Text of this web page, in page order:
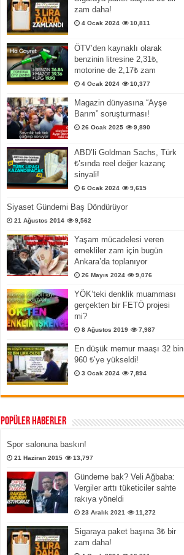
zam daha!
4 Ocak 2024 10,811
ÖTV’den kaynaklı olarak
benzinin litresine 2,31₺,
motorine de 2,17₺ zam
4 Ocak 2024 10,377
Magazin dünyasına “Ayşe
Barım” soruşturması!
26 Ocak 2025 9,890
ABD’li Goldman Sachs, Türk
₺’sında reel değer kazanç
sinyali!
6 Ocak 2024 9,615
Siyaset Gündemi Baş Döndürüyor
21 Ağustos 2014 9,562
Yaşam mücadelesi veren
emekliler zam için bugün
Ankara’da toplanıyor
26 Mayıs 2024 9,076
YÖK’teki denklik muamması
gerçekten bir FETÖ projesi
mi?
8 Ağustos 2019 7,987
En düşük memur maaşı 32 bin
960 ₺’ye yükseldi!
3 Ocak 2024 7,894
Popüler Haberler
Spor salonuna baskın!
21 Haziran 2015 13,797
Gündeme bak? Veli Ağbaba:
Vergiler arttı tüketiciler sahte
rakıya yöneldi
23 Aralık 2021 11,272
Sigaraya paket başına 3₺ bir
zam daha!